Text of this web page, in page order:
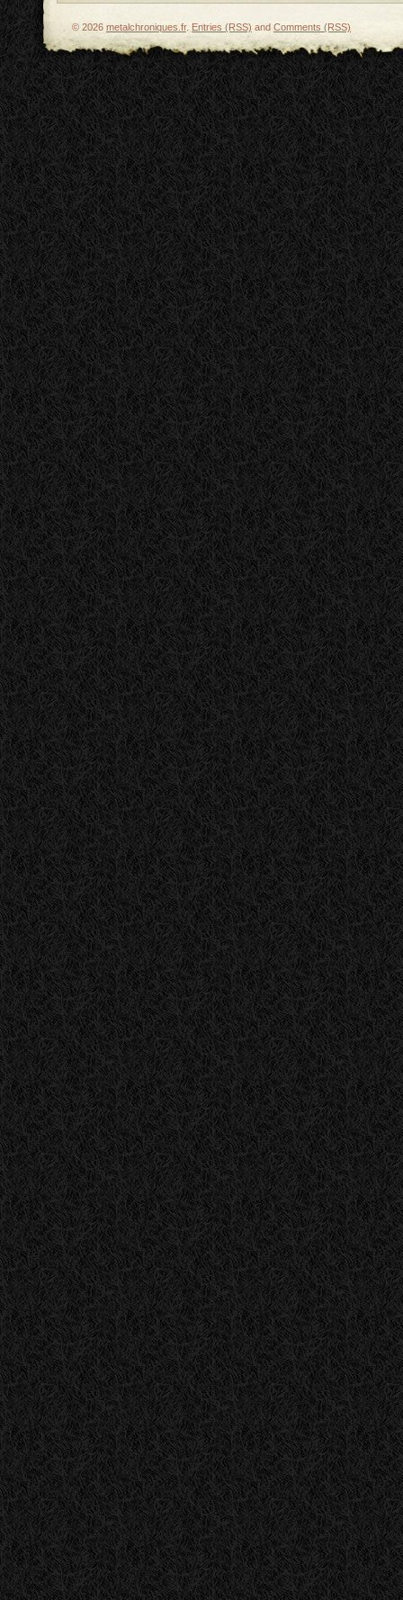
© 2026 metalchroniques.fr. Entries (RSS) and Comments (RSS)